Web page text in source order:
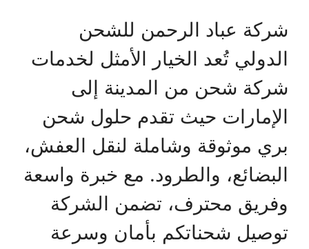
شركة عباد الرحمن للشحن
الدولي تُعد الخيار الأمثل لخدمات
شركة شحن من المدينة إلى
الإمارات حيث تقدم حلول شحن
بري موثوقة وشاملة لنقل العفش،
البضائع، والطرود. مع خبرة واسعة
وفريق محترف، تضمن الشركة
توصيل شحناتكم بأمان وسرعة